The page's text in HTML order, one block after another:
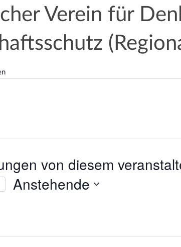
Verein für
von diesem
Anstehende
u